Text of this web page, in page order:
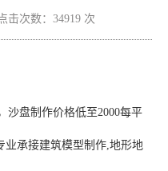
击次数：34919 次
沙盘制作价格低至2000每平
业承接建筑模型制作,地形地